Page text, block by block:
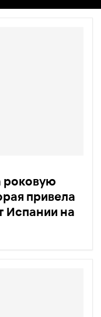
роковую
привела
Испании на